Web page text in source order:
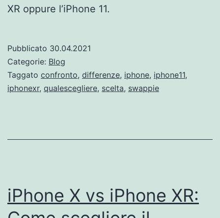
XR oppure l’iPhone 11.
Pubblicato 30.04.2021
Categorie: Blog
Taggato confronto, differenze, iphone, iphone11,
iphonexr, qualescegliere, scelta, swappie
iPhone X vs iPhone XR: